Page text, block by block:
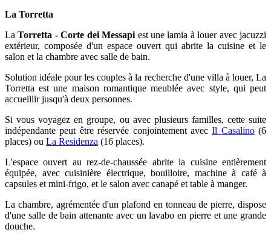
La Torretta
LaTorretta - Corte dei Messapi est une lamia à louer avec jacuzzi
extérieur, composée d'un espace ouvert qui abrite la cuisine et le
salon et la chambre avec salle de bain.
Solution idéale pour les couples à la recherche d'une villa à louer, La
Torretta est une maison romantique meublée avec style, qui peut
accueillir jusqu'à deux personnes.
Si vous voyagez en groupe, ou avec plusieurs familles, cette suite
indépendante peut être réservée conjointement avecIl Casalino(6
places) ou La Residenza (16 places).
L'espace ouvert au rez-de-chaussée abrite la cuisine entièrement
équipée, avec cuisinière électrique, bouilloire, machine à café à
capsules et mini-frigo, et le salon avec canapé et table à manger.
La chambre, agrémentée d'un plafond en tonneau de pierre, dispose
d'une salle de bain attenante avec un lavabo en pierre et une grande
douche.